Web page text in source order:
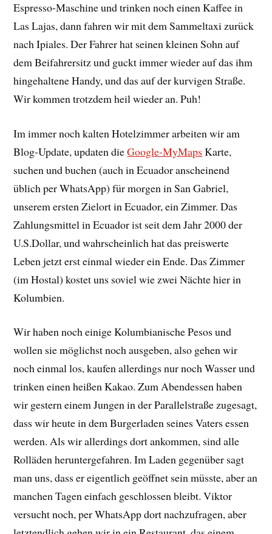
Espresso-Maschine und trinken noch einen Kaffee in
Las Lajas, dann fahren wir mit dem Sammeltaxi zurück
nach Ipiales. Der Fahrer hat seinen kleinen Sohn auf
dem Beifahrersitz und guckt immer wieder auf das ihm
hingehaltene Handy, und das auf der kurvigen Straße.
Wir kommen trotzdem heil wieder an. Puh!
Im immer noch kalten Hotelzimmer arbeiten wir am
Blog-Update, updaten dieGoogle-MyMaps Karte,
suchen und buchen (auch in Ecuador anscheinend
üblich per WhatsApp) für morgen in San Gabriel,
unserem ersten Zielort in Ecuador, ein Zimmer. Das
Zahlungsmittel in Ecuador ist seit dem Jahr 2000 der
U.S.Dollar, und wahrscheinlich hat das preiswerte
Leben jetzt erst einmal wieder ein Ende. Das Zimmer
(im Hostal) kostet uns soviel wie zwei Nächte hier in
Kolumbien.
Wir haben noch einige Kolumbianische Pesos und
wollen sie möglichst noch ausgeben, also gehen wir
noch einmal los, kaufen allerdings nur noch Wasser und
trinken einen heißen Kakao. Zum Abendessen haben
wir gestern einem Jungen in der Parallelstraße zugesagt,
dass wir heute in dem Burgerladen seines Vaters essen
werden. Als wir allerdings dort ankommen, sind alle
Rolläden heruntergefahren. Im Laden gegenüber sagt
man uns, dass er eigentlich geöffnet sein müsste, aber an
manchen Tagen einfach geschlossen bleibt. Viktor
versucht noch, per WhatsApp dort nachzufragen, aber